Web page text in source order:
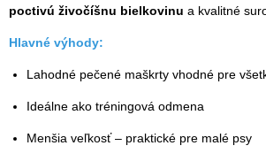
poctivú živočíšnu bielkovinu a kvalitné
Hlavné výhody:
Lahodné pečené maškrty vhodné pre
Ideálne ako tréningová odmena
Menšia veľkosť – praktické pre malé psy